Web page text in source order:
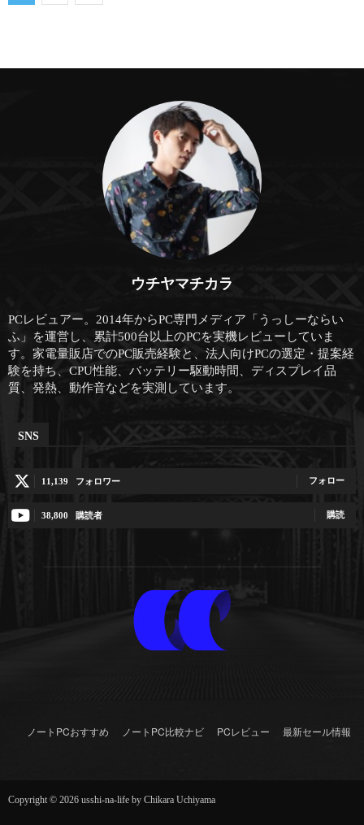
ウチヤマチカラ
PCレビュアー。2014年からPC専門メディア「うっしーならい
ふ」を運営し、累計500台以上のPCを実機レビューしていま
す。家電量販店でのPC販売経験と、法人向けPCの選定・提案経
験を持ち、CPU性能、バッテリー駆動時間、ディスプレイ品
質、発熱、動作音などを実測しています。
SNS
11,139 フォロワー フォロー
38,800 購読者 購読
ノートPCおすすめ ノートPC比較ナビ PCレビュー 最新セール情報
Copyright © 2026 usshi-na-life by Chikara Uchiyama